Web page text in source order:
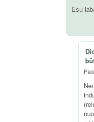
Esu